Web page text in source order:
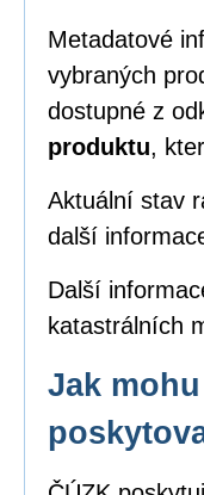
Metadatové
vybraných
dostupné z
produktu,
Aktuální stav
další
Další
katastrálních
Jak